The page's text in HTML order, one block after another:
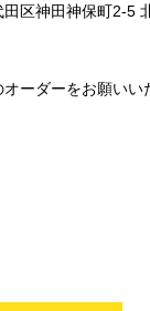
区神田神保町2-5
ーダーをお願いい